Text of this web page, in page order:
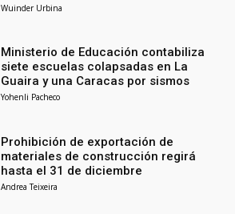
Wuinder Urbina
Ministerio de Educación contabiliza
siete escuelas colapsadas en La
Guaira y una Caracas por sismos
Yohenli Pacheco
Prohibición de exportación de
materiales de construcción regirá
hasta el 31 de diciembre
Andrea Teixeira